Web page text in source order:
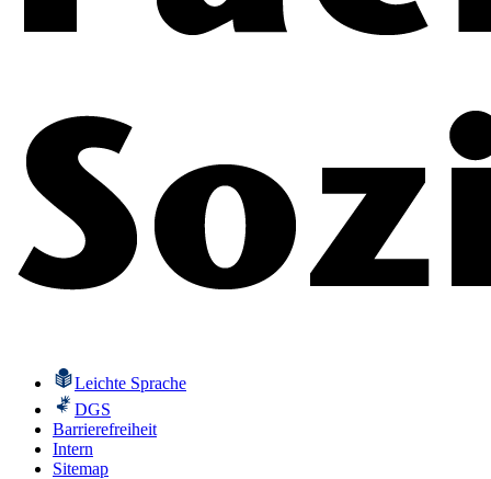
Leichte Sprache
DGS
Barrierefreiheit
Intern
Sitemap